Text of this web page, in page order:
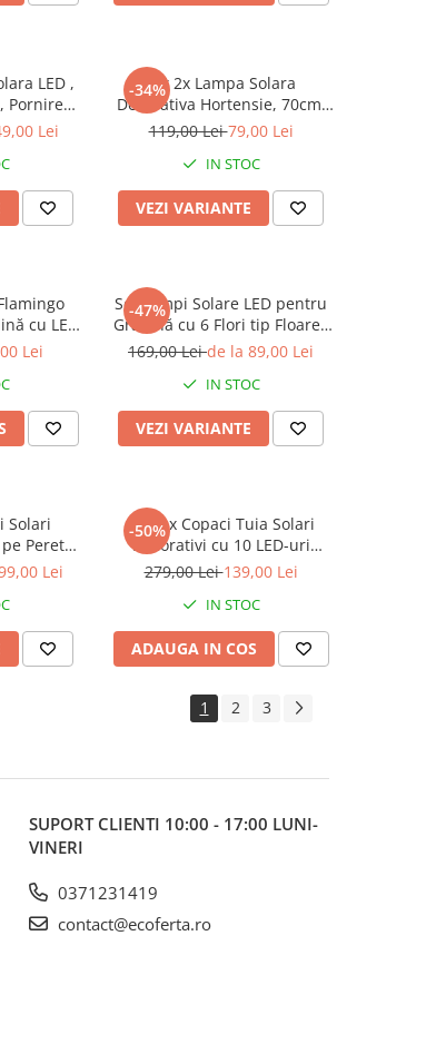
LED ,
Pornire
la
Lei
-34%Set 2x Lampa Solara
Decorativa Hortensie, 70cm,
iluminare LED, IP66, panou
119,00 Lei79,00 Lei
IN STOC
VEZI VARIANTE
cu LED-
de
Lei
-47%
Set Lămpi Solare LED pentru
Grădină cu 6 Flori tip Floarea
Soarelui, 10 Micro-LED-uri pe
Rezistente la Intemperii, IP65
169,00 Leide la 89,00 Lei
IN STOC
VEZI VARIANTE
Solari
Perete
LED,
Lei
-50%
Set 4 x Copaci Tuia Solari
Decorativi cu 10 LED-uri
Multicolore, 70 Ramuri,
Automată cu Energie Solară
279,00 Lei139,00 Lei
IN STOC
ADAUGA IN COS
1 2 3
SUPORT CLIENTI 10:00 - 17:00 LUNI-
VINERI
0371231419
contact@ecoferta.ro